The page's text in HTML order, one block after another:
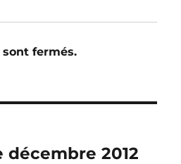
fermés.
décembre 2012